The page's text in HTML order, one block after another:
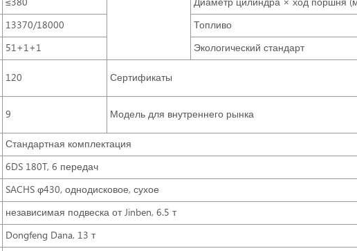
≤380 Диаметр цилиндра × ход поршня
13370/18000 Топливо
51+1+1 Экологический стандарт
120 Сертификаты
9 Модель для внутреннего рынка
Стандартная комплектация
6DS 180T, 6 передач
SACHS φ430, однодисковое, сухое
независимая подвеска от Jinben, 6.5 т
Dongfeng Dana, 13 т